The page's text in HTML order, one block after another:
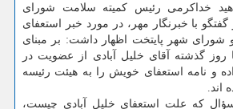
خداکرمی رئیس کمیته سلامت شورای
با خبرنگار مهر، در مورد خبر استعفای
شهر پایتخت اظهار داشت: بر مبنای
روز گذشته آقای خلیل آبادی از عضویت در
و نامه استعفای خویش را به هیئت رئیسه
که علت استعفای خلیل آبادی چیست،